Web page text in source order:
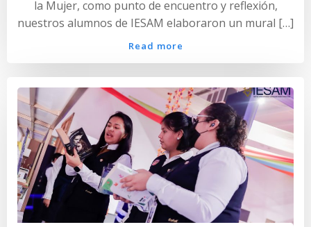
la Mujer, como punto de encuentro y reflexión,
nuestros alumnos de IESAM elaboraron un mural […]
Read more